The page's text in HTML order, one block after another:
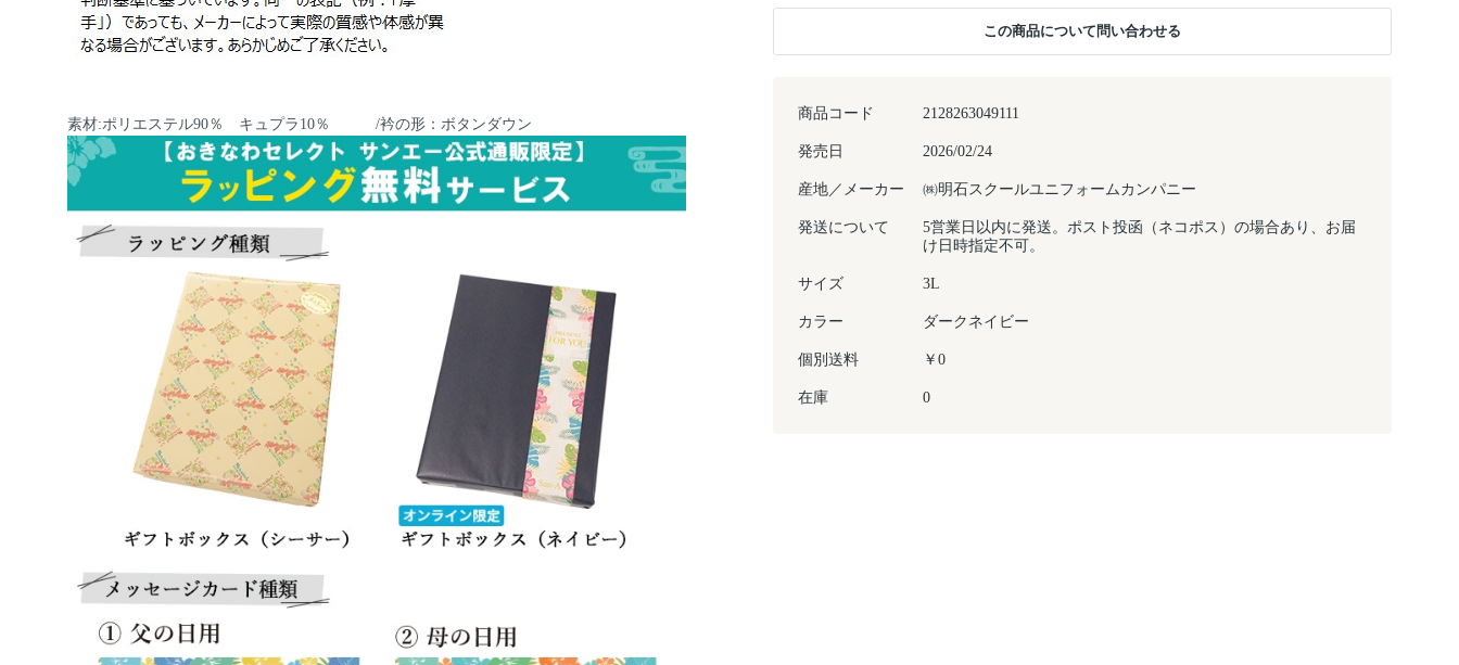
素材:ポリエステル90％ キュプラ10％ /衿の形：ボタンダウン
商品コード 2128263049111
発売日 2026/02/24
産地／メーカー ㈱明石スクールユニフォームカンパニー
発送について
5営業日以内に発送。ポスト投函（ネコポス）の場合あり、お届
け日時指定不可。
サイズ 3L
カラー ダークネイビー
個別送料 ￥0
在庫 0
この商品について問い合わせる